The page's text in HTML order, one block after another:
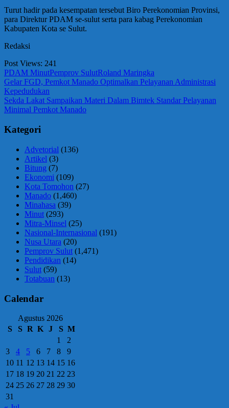
Turut hadir pada kesempatan tersebut Biro Perekonomian Provinsi,
para Direktur PDAM se-sulut serta para kabag Perekonomian
Kabupaten Kota se Sulut.
Redaksi
Post Views: 241
PDAM MinutPemprov SulutRoland Maringka
Navigasi
pos
Previous
Post:
Gelar FGD, Pemkot Manado Optimalkan Pelayanan Administrasi
Kepedudukan
Next
Post:
Sekda Lakat Sampaikan Materi Dalam Bimtek Standar Pelayanan
Minimal Pemkot Manado
Kategori
Advetorial (136)
Artikel (3)
Bitung (7)
Ekonomi (109)
Kota Tomohon (27)
Manado (1,460)
Minahasa (39)
Minut (293)
Mitra-Minsel (25)
Nasional-Internasional (191)
Nusa Utara (20)
Pemprov Sulut (1,471)
Pendidikan (14)
Sulut (59)
Totabuan (13)
Calendar
Agustus 2026
S
S R K J S M
1
2
3
4 5 6 7 8
9
10 11 12 13 14 15 16
17 18 19 20 21 22 23
24 25 26 27 28 29 30
31